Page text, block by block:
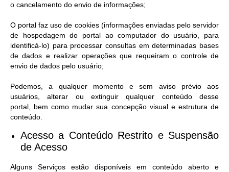
o cancelamento do envio de informações;
O portal faz uso de cookies (informações enviadas pelo servidor
de hospedagem do portal ao computador do usuário, para
identificá-lo) para processar consultas em determinadas bases
de dados e realizar operações que requeiram o controle de
envio de dados pelo usuário;
Podemos, a qualquer momento e sem aviso prévio aos
usuários, alterar ou extinguir qualquer conteúdo desse
portal, bem como mudar sua concepção visual e estrutura de
conteúdo.
Acesso a Conteúdo Restrito e Suspensão
de Acesso​
Alguns Serviços estão disponíveis em conteúdo aberto e